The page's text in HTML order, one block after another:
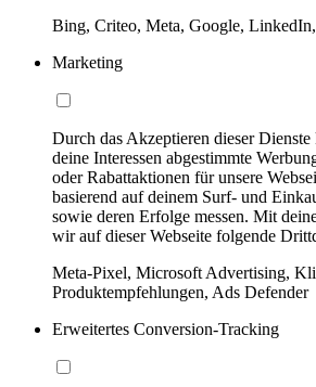
Bing, Criteo, Meta, Google,
Marketing
Durch das Akzeptieren dieser
deine Interessen abgestimmte
oder Rabattaktionen für unsere
basierend auf deinem Surf- und
sowie deren Erfolge messen. Mit
wir auf dieser Webseite folgende
Meta-Pixel, Microsoft Advertising,
Produktempfehlungen, Ads Defender
Erweitertes Conversion-Tracking